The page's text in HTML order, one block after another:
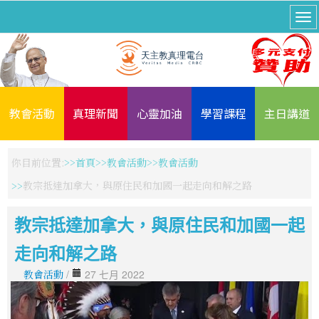
教會活動 真理新聞 心靈加油 學習課程 主日講道
你目前位置: 首頁 教會活動
教會活動
教宗抵達加拿大，與原住民和加國一起走向和解之路
教宗抵達加拿大，與原住民和加國一起
走向和解之路
教會活動 / 27 七月 2022